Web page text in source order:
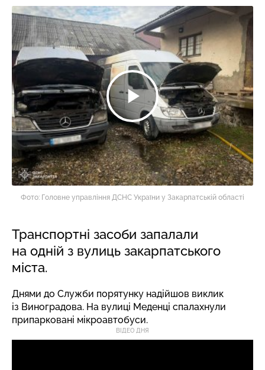
Фото: Головне управління ДСНС України у Закарпатській області
Транспортні засоби запалали
на одній з вулиць закарпатського
міста.
Днями до Служби порятунку надійшов виклик
із Виноградова. На вулиці Меденці спалахнули
припарковані мікроавтобуси.
ВІДЕО ДНЯ